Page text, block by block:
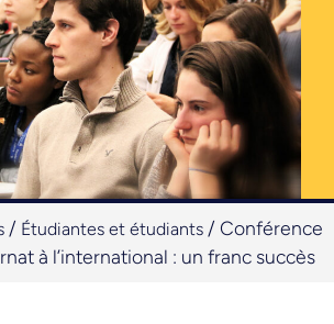
/ Étudiantes et étudiants / Conférence
à l’international : un franc succès